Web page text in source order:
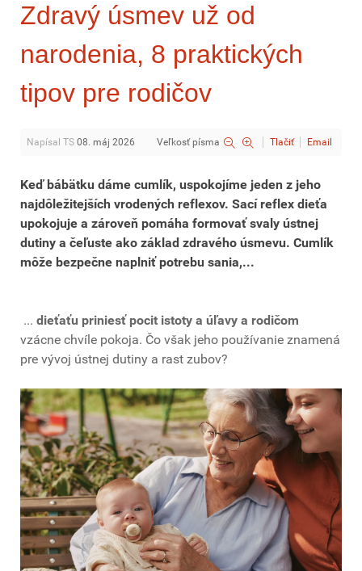
Zdravý úsmev už od
narodenia, 8 praktických
tipov pre rodičov
Napísal TS 08. máj 2026 Veľkosť písma Tlačiť Email
Keď bábätku dáme cumlík, uspokojíme jeden z jeho
najdôležitejších vrodených reflexov. Sací reflex dieťa
upokojuje a zároveň pomáha formovať svaly ústnej
dutiny a čeľuste ako základ zdravého úsmevu. Cumlík
môže bezpečne naplniť potrebu sania,...
... dieťaťu priniesť pocit istoty a úľavy a rodičom
vzácne chvíle pokoja. Čo však jeho používanie znamená
pre vývoj ústnej dutiny a rast zubov?